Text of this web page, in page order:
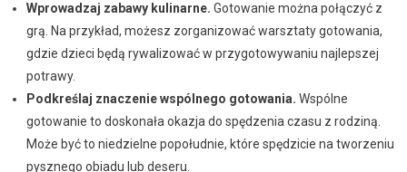
Wprowadzaj zabawy kulinarne. Gotowanie można połączyć z
grą. Na przykład, możesz zorganizować warsztaty gotowania,
gdzie dzieci będą rywalizować w przygotowywaniu najlepszej
potrawy.
Podkreślaj znaczenie wspólnego gotowania. Wspólne
gotowanie to doskonała okazja do spędzenia czasu z rodziną.
Może być to niedzielne popołudnie, które spędzicie na tworzeniu
pysznego obiadu lub deseru.